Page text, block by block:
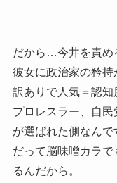
だから…今井を責め
彼女に政治家の矜持
訳ありで人気＝認知
プロレスラー、自
が選ばれた側なんで
だって脳味噌カラ
るんだから。